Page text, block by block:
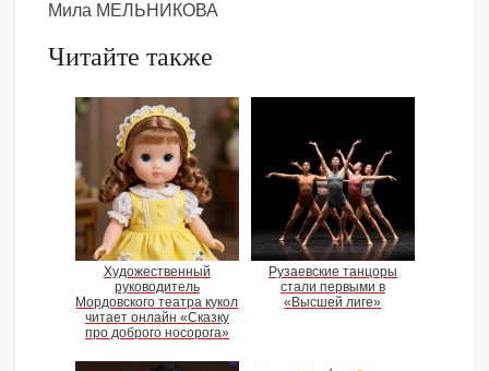
Мила МЕЛЬНИКОВА
Читайте также
Художественный
руководитель
Мордовского театра кукол
читает онлайн «Сказку
про доброго носорога»
Рузаевские танцоры
стали первыми в
«Высшей лиге»